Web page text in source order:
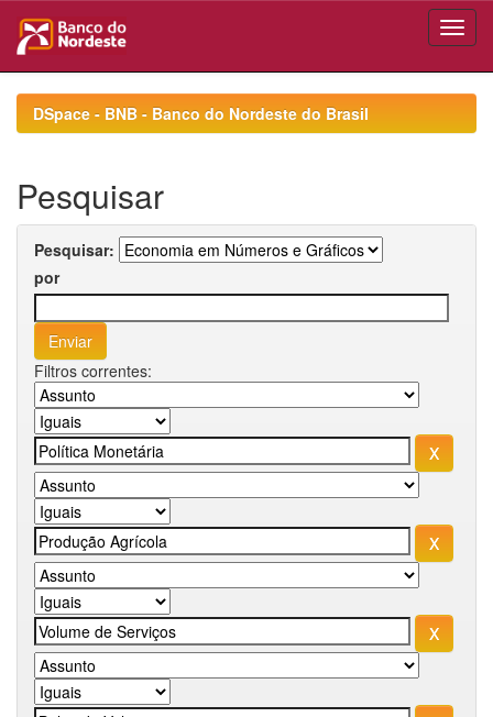
navigationDSpace - BNB - Banco do Nordeste do Brasil
Pesquisar
Pesquisar:
por
Filtros correntes: